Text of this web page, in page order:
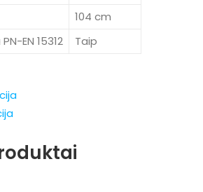
104 cm
EN 15312
Taip